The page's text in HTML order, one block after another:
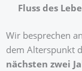
Fluss des
Wir besprechen
dem Alterspunkt
nächsten zwei